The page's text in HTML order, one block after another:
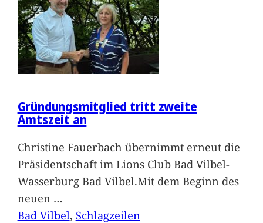
Gründungsmitglied tritt zweite
Amtszeit an
Christine Fauerbach übernimmt erneut die
Präsidentschaft im Lions Club Bad Vilbel-
Wasserburg Bad Vilbel.Mit dem Beginn des
neuen …
Bad Vilbel, Schlagzeilen